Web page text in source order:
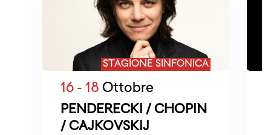
STAGIONE SINFONICA
16 - 18 Ottobre
PENDERECKI / CHOPIN
/ CAJKOVSKIJ